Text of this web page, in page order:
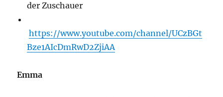
der Zuschauer
https://www.youtube.com/channel/UCzBGt
Bze1AIcDmRwD2ZjiAA
Emma